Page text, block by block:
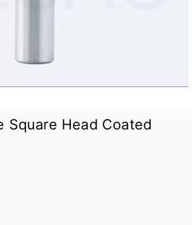
Square Head Coated